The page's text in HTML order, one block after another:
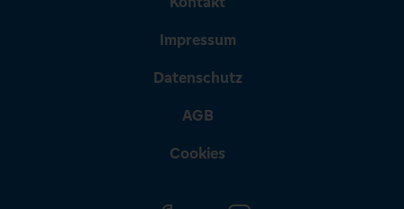
Impressum
Datenschutz
AGB
Cookies